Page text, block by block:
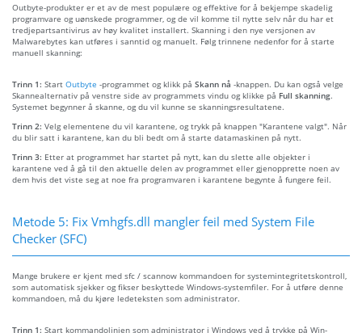
Outbyte-produkter er et av de mest populære og effektive for å bekjempe skadelig
programvare og uønskede programmer, og de vil komme til nytte selv når du har et
tredjepartsantivirus av høy kvalitet installert. Skanning i den nye versjonen av
Malwarebytes kan utføres i sanntid og manuelt. Følg trinnene nedenfor for å starte
manuell skanning:
Trinn 1: Start Outbyte -programmet og klikk på Skann nå -knappen. Du kan også velge
Skannealternativ på venstre side av programmets vindu og klikke på Full skanning.
Systemet begynner å skanne, og du vil kunne se skanningsresultatene.
Trinn 2: Velg elementene du vil karantene, og trykk på knappen "Karantene valgt". Når
du blir satt i karantene, kan du bli bedt om å starte datamaskinen på nytt.
Trinn 3: Etter at programmet har startet på nytt, kan du slette alle objekter i
karantene ved å gå til den aktuelle delen av programmet eller gjenopprette noen av
dem hvis det viste seg at noe fra programvaren i karantene begynte å fungere feil.
Metode 5: Fix Vmhgfs.dll mangler feil med System File
Checker (SFC)
Mange brukere er kjent med sfc / scannow kommandoen for systemintegritetskontroll,
som automatisk sjekker og fikser beskyttede Windows-systemfiler. For å utføre denne
kommandoen, må du kjøre ledeteksten som administrator.
Trinn 1: Start kommandolinjen som administrator i Windows ved å trykke på Win-